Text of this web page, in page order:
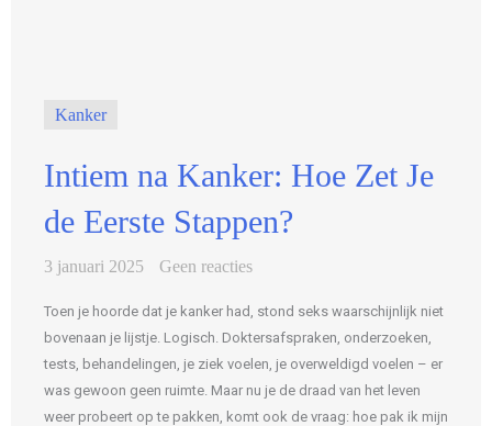
Kanker
Intiem na Kanker: Hoe Zet Je
de Eerste Stappen?
3 januari 2025 Geen reacties
Toen je hoorde dat je kanker had, stond seks waarschijnlijk niet
bovenaan je lijstje. Logisch. Doktersafspraken, onderzoeken,
tests, behandelingen, je ziek voelen, je overweldigd voelen – er
was gewoon geen ruimte. Maar nu je de draad van het leven
weer probeert op te pakken, komt ook de vraag: hoe pak ik mijn